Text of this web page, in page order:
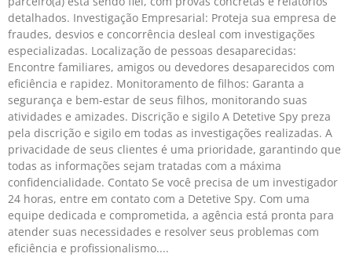
detalhados. Investigação Empresarial: Proteja sua empresa de
fraudes, desvios e concorrência desleal com investigações
especializadas. Localização de pessoas desaparecidas:
Encontre familiares, amigos ou devedores desaparecidos com
eficiência e rapidez. Monitoramento de filhos: Garanta a
segurança e bem-estar de seus filhos, monitorando suas
atividades e amizades. Discrição e sigilo A Detetive Spy preza
pela discrição e sigilo em todas as investigações realizadas. A
privacidade de seus clientes é uma prioridade, garantindo que
todas as informações sejam tratadas com a máxima
confidencialidade. Contato Se você precisa de um investigador
24 horas, entre em contato com a Detetive Spy. Com uma
equipe dedicada e comprometida, a agência está pronta para
atender suas necessidades e resolver seus problemas com
eficiência e profissionalismo.